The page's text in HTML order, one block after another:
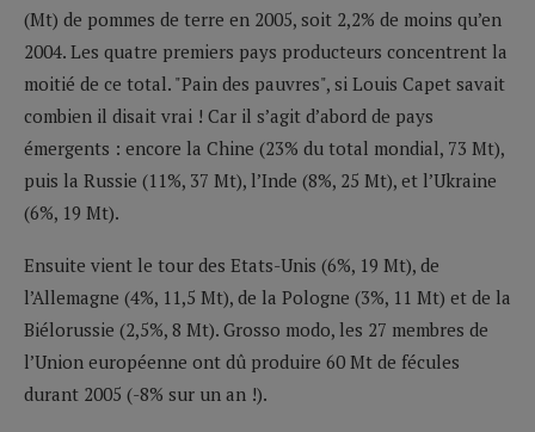
(Mt) de pommes de terre en 2005, soit 2,2% de moins qu’en
2004. Les quatre premiers pays producteurs concentrent la
moitié de ce total. "Pain des pauvres", si Louis Capet savait
combien il disait vrai ! Car il s’agit d’abord de pays
émergents : encore la Chine (23% du total mondial, 73 Mt),
puis la Russie (11%, 37 Mt), l’Inde (8%, 25 Mt), et l’Ukraine
(6%, 19 Mt).
Ensuite vient le tour des Etats-Unis (6%, 19 Mt), de
l’Allemagne (4%, 11,5 Mt), de la Pologne (3%, 11 Mt) et de la
Biélorussie (2,5%, 8 Mt). Grosso modo, les 27 membres de
l’Union européenne ont dû produire 60 Mt de fécules
durant 2005 (-8% sur un an !).